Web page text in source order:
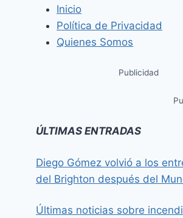
Inicio
Política de Privacidad
Quienes Somos
Publicidad
ÚLTIMAS ENTRADAS
Diego Gómez volvió a los
del Brighton después del
Últimas noticias sobre